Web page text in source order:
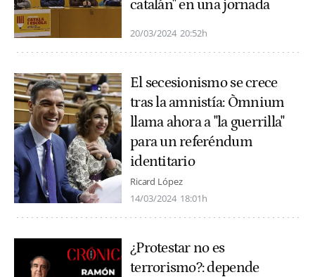
catalán" en una jornada
20/03/2024 20:52h
El secesionismo se crece
tras la amnistía: Òmnium
llama ahora a "la guerrilla"
para un referéndum
identitario
Ricard López
14/03/2024 18:01h
¿Protestar no es
terrorismo?: depende